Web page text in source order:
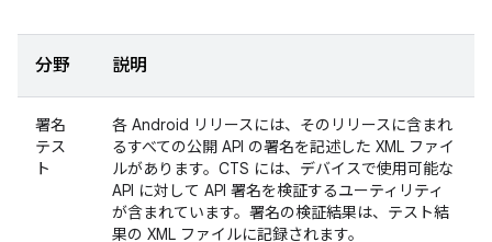
分野 説明
署名
テス
ト
各 Android リリースには、そのリリースに含まれ
るすべての公開 API の署名を記述した XML ファイ
ルがあります。CTS には、デバイスで使用可能な
API に対して API 署名を検証するユーティリティ
が含まれています。署名の検証結果は、テスト結
果の XML ファイルに記録されます。